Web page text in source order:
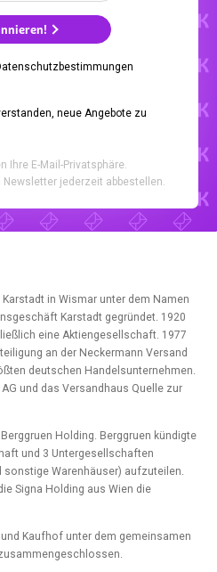
neue Angebote zu
Ihre E-Mail-Privatsphäre.
Newsletter jederzeit abbestellen.
in Wismar unter dem Namen
Karstadt gegründet. 1920
eine Aktiengesellschaft. 1977
an der Neckermann Versand
deutschen Handelsunternehmen.
und das Versandhaus Quelle zur
Holding. Berggruen kündigte
und 3 Untergesellschaften
sonstige Warenhäuser) aufzuteilen.
Signa Holding aus Wien die
Kaufhof unter dem gemeinsamen